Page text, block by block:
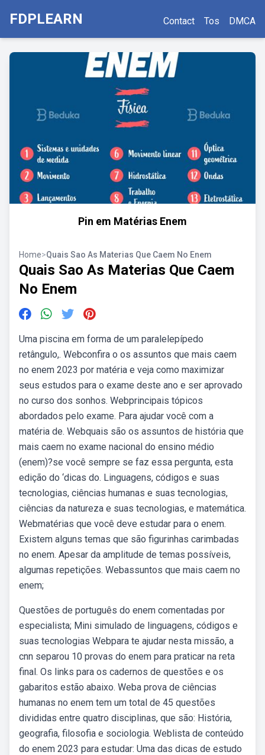
FDPLEARN Contact Tos DMCA
Pin em Matérias Enem
Home>Quais Sao As Materias Que Caem No Enem
Quais Sao As Materias Que Caem
No Enem
Uma piscina em forma de um paralelepípedo
retângulo,. Webconfira o os assuntos que mais caem
no enem 2023 por matéria e veja como maximizar
seus estudos para o exame deste ano e ser aprovado
no curso dos sonhos. Webprincipais tópicos
abordados pelo exame. Para ajudar você com a
matéria de. Webquais são os assuntos de história que
mais caem no exame nacional do ensino médio
(enem)?se você sempre se faz essa pergunta, esta
edição do ‘dicas do. Linguagens, códigos e suas
tecnologias, ciências humanas e suas tecnologias,
ciências da natureza e suas tecnologias, e matemática.
Webmatérias que você deve estudar para o enem.
Existem alguns temas que são figurinhas carimbadas
no enem. Apesar da amplitude de temas possíveis,
algumas repetições. Webassuntos que mais caem no
enem;
Questões de português do enem comentadas por
especialista; Mini simulado de linguagens, códigos e
suas tecnologias Webpara te ajudar nesta missão, a
cnn separou 10 provas do enem para praticar na reta
final. Os links para os cadernos de questões e os
gabaritos estão abaixo. Weba prova de ciências
humanas no enem tem um total de 45 questões
divididas entre quatro disciplinas, que são: História,
geografia, filosofia e sociologia. Weblista de conteúdo
do enem 2023 para estudar: Uma das dicas de estudo